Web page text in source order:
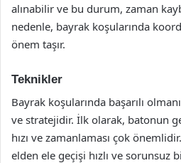
alınabilir ve bu durum, zaman
nedenle, bayrak koşularında
önem taşır.
Teknikler
Bayrak koşularında başarılı
ve stratejidir. İlk olarak, batonun
hızı ve zamanlaması çok
elden ele geçişi hızlı ve sorunsuz